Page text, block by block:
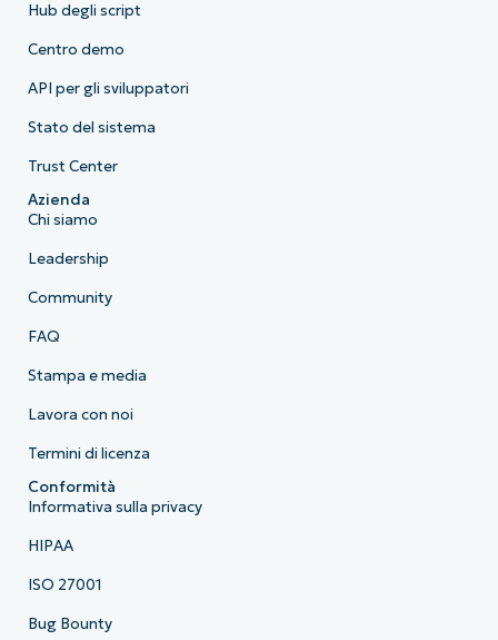
Hub degli script
Centro demo
API per gli sviluppatori
Stato del sistema
Trust Center
Azienda
Chi siamo
Leadership
Community
FAQ
Stampa e media
Lavora con noi
Termini di licenza
Conformità
Informativa sulla privacy
HIPAA
ISO 27001
Bug Bounty